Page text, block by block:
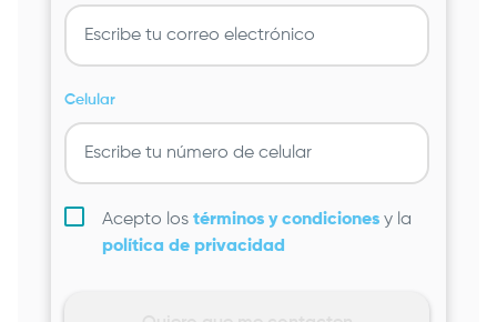
Celular
Acepto los términos y condiciones y la
política de privacidad